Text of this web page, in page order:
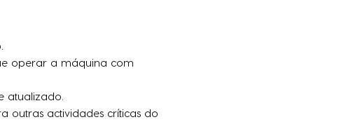
operar a máquina com
atualizado.
outras actividades críticas do